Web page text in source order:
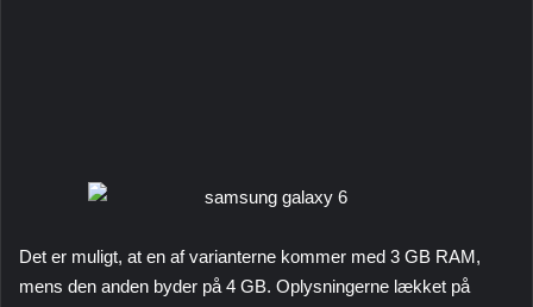
Det er muligt, at en af ​​varianterne kommer med 3 GB RAM,
mens den anden byder på 4 GB. Oplysningerne lækket på